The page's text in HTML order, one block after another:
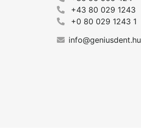
+43 80 029 1243
+0 80 029 1243 1
info@geniusdent.hu